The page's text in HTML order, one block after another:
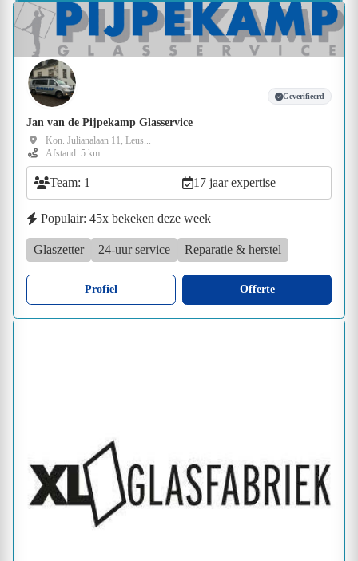
Geverifieerd
Jan van de Pijpekamp Glasservice
Kon. Julianalaan 11, Leus...
Afstand: 5 km
Team: 1 17 jaar expertise
Populair: 45x bekeken deze week
Glaszetter 24-uur service Reparatie & herstel
Profiel Offerte